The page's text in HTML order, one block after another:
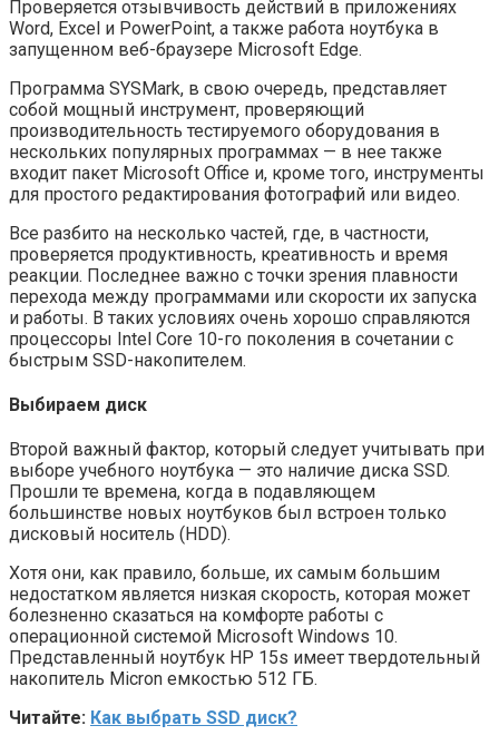
Проверяется отзывчивость действий в приложениях
Word, Excel и PowerPoint, а также работа ноутбука в
запущенном веб-браузере Microsoft Edge.
Программа SYSMark, в свою очередь, представляет
собой мощный инструмент, проверяющий
производительность тестируемого оборудования в
нескольких популярных программах — в нее также
входит пакет Microsoft Office и, кроме того, инструменты
для простого редактирования фотографий или видео.
Все разбито на несколько частей, где, в частности,
проверяется продуктивность, креативность и время
реакции. Последнее важно с точки зрения плавности
перехода между программами или скорости их запуска
и работы. В таких условиях очень хорошо справляются
процессоры Intel Core 10-го поколения в сочетании с
быстрым SSD-накопителем.
Выбираем диск
Второй важный фактор, который следует учитывать при
выборе учебного ноутбука — это наличие диска SSD.
Прошли те времена, когда в подавляющем
большинстве новых ноутбуков был встроен только
дисковый носитель (HDD).
Хотя они, как правило, больше, их самым большим
недостатком является низкая скорость, которая может
болезненно сказаться на комфорте работы с
операционной системой Microsoft Windows 10.
Представленный ноутбук HP 15s имеет твердотельный
накопитель Micron емкостью 512 ГБ.
Читайте: Как выбрать SSD диск?